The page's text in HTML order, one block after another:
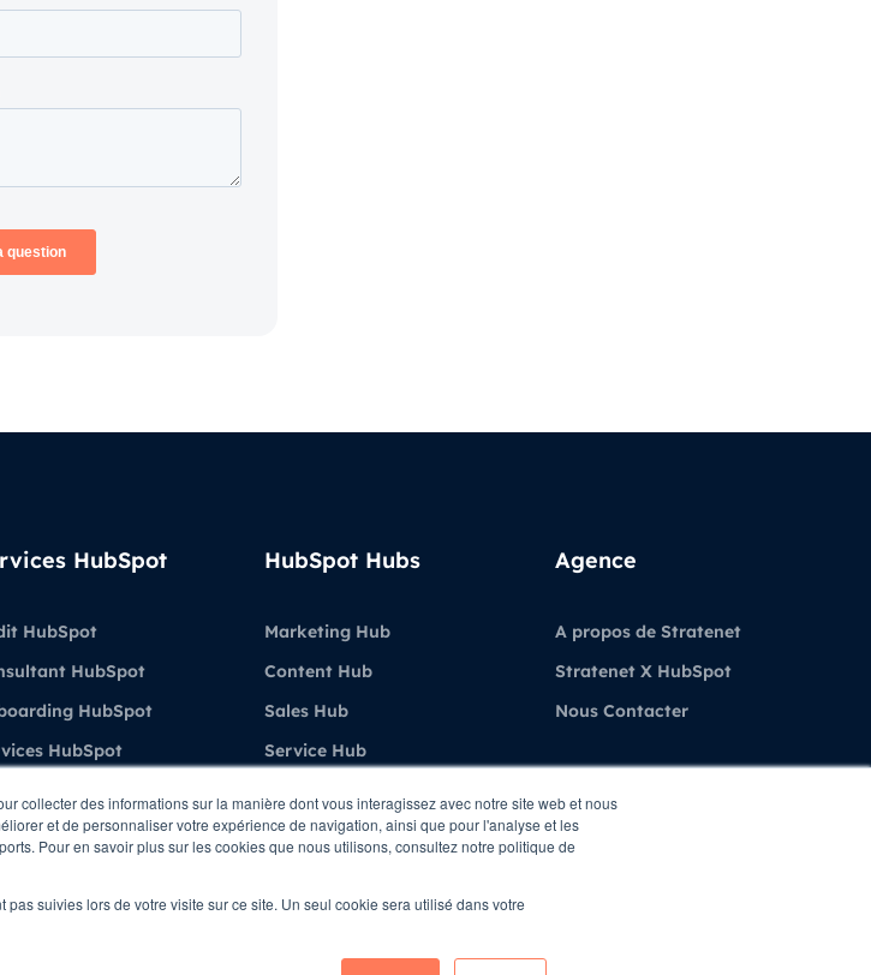
collecter des informations sur la manière dont vous interagissez avec notre site web et nous
et de personnaliser votre expérience de navigation, ainsi que pour l'analyse et les
Pour en savoir plus sur les cookies que nous utilisons, consultez notre politique de
suivies lors de votre visite sur ce site. Un seul cookie sera utilisé dans votre
HubSpot
HubSpot
HubSpot
HubSpot
HubSpot
HubSpot Hubs
Marketing Hub
Content Hub
Sales Hub
Service Hub
Agence
A propos de Stratenet
Stratenet X HubSpot
Nous Contacter